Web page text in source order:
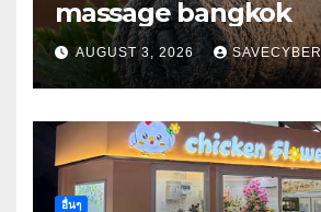
massage bangkok
AUGUST 3, 2026 SAVECYBER
อื่นๆ